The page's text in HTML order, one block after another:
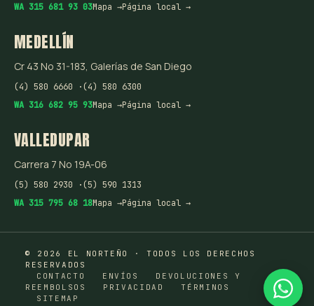
WA 315 681 93 03Mapa →Página local →
MEDELLÍN
Cr 43 No 31-183, Galerías de San Diego
(4) 580 6660 ·(4) 580 6300
WA 316 682 95 93Mapa →Página local →
VALLEDUPAR
Carrera 7 No 19A-06
(5) 580 2930 ·(5) 590 1313
WA 315 795 68 18Mapa →Página local →
© 2026 EL NORTEÑO · TODOS LOS DERECHOS
RESERVADOS
CONTACTO
ENVÍOS
DEVOLUCIONES Y
REEMBOLSOS
PRIVACIDAD
TÉRMINOS
SITEMAP